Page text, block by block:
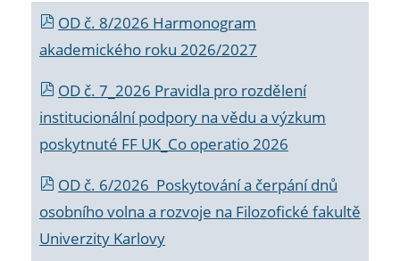
OD č. 8/2026 Harmonogram
akademického roku 2026/2027
OD č. 7_2026 Pravidla pro rozdělení
institucionální podpory na vědu a výzkum
poskytnuté FF UK_Co operatio 2026
OD č. 6/2026 Poskytování a čerpání dnů
osobního volna a rozvoje na Filozofické fakultě
Univerzity Karlovy